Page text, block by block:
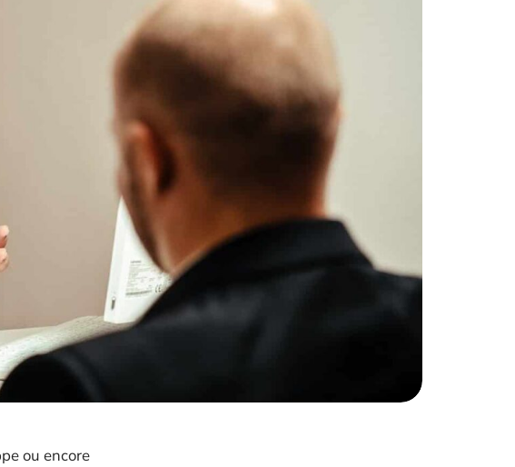
ou encore